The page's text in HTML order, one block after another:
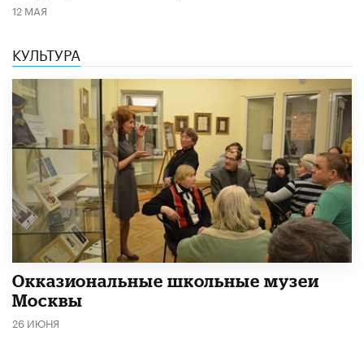
12 МАЯ
КУЛЬТУРА
​Окказиональные школьные музеи
Москвы
26 ИЮНЯ